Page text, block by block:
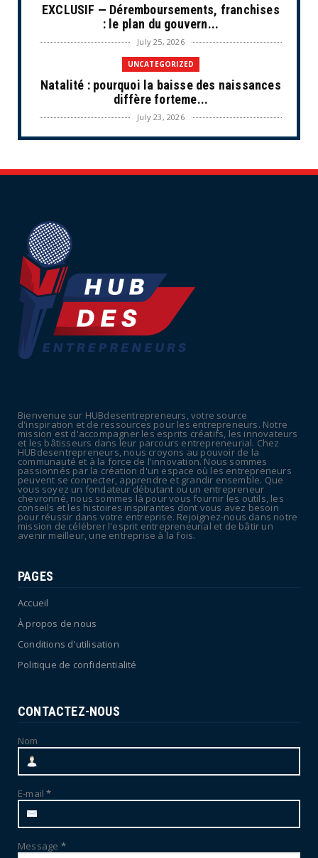
EXCLUSIF — Déremboursements, franchises
: le plan du gouvern...
July 25, 2026
UNCATEGORIZED
Natalité : pourquoi la baisse des naissances
diffère forteme...
July 23, 2026
UNCATEGORIZED
sein des PME et de...
Retraites complémentaires Agirc-Arrco :
UNCATEGORIZED
Tabac : les ventes chutent, les recettes
fiscales
July 14, 2026
July 09, 2026
UNCATEGORIZED
La rentrée sera-t-elle chaude dans la
fonction publique ? Le...
July 08, 2026
Bienvenue sur HUBdesentrepreneurs, votre source
d'inspiration et de ressources pour les entrepreneurs. Notre
mission est d'accompagner les esprits créatifs, les innovateurs
et les bâtisseurs dans leur parcours entrepreneurial. Chez
HUBdesentrepreneurs, nous croyons au pouvoir de la
communauté et à la force de l'innovation. Nous sommes
passionnés par la création d'un espace où les entrepreneurs
peuvent se connecter, apprendre et grandir ensemble. Que
vous soyez un fondateur débutant ou un entrepreneur
chevronné, nous sommes là pour vous fournir les outils, les
conseils et les histoires inspirantes dont vous avez besoin
pour réussir dans votre entreprise. Rejoignez-nous dans notre
mission de célébrer l'esprit entrepreneurial et de bâtir un
avenir meilleur, une entreprise à la fois.
PAGES
Accueil
À propos de nous
Conditions d'utilisation
Politique de confidentialité
CONTACTEZ-NOUS
Nom
E-mail*
Message *